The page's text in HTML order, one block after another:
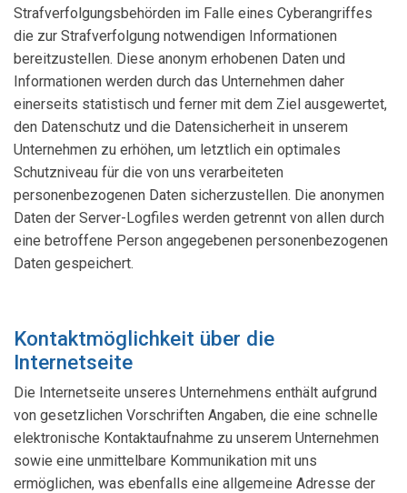
Strafverfolgungsbehörden im Falle eines Cyberangriffes
die zur Strafverfolgung notwendigen Informationen
bereitzustellen. Diese anonym erhobenen Daten und
Informationen werden durch das Unternehmen daher
einerseits statistisch und ferner mit dem Ziel ausgewertet,
den Datenschutz und die Datensicherheit in unserem
Unternehmen zu erhöhen, um letztlich ein optimales
Schutzniveau für die von uns verarbeiteten
personenbezogenen Daten sicherzustellen. Die anonymen
Daten der Server-Logfiles werden getrennt von allen durch
eine betroffene Person angegebenen personenbezogenen
Daten gespeichert.
Kontaktmöglichkeit über die
Internetseite
Die Internetseite unseres Unternehmens enthält aufgrund
von gesetzlichen Vorschriften Angaben, die eine schnelle
elektronische Kontaktaufnahme zu unserem Unternehmen
sowie eine unmittelbare Kommunikation mit uns
ermöglichen, was ebenfalls eine allgemeine Adresse der